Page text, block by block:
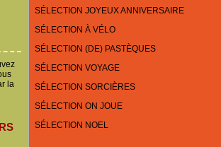
la
SÉLECTION JOYEUX ANNIVERSAIRE
SÉLECTION À VÉLO
SÉLECTION (DE) PASTÈQUES
SÉLECTION VOYAGE
SÉLECTION SORCIÈRES
SÉLECTION ON JOUE
SÉLECTION NOEL